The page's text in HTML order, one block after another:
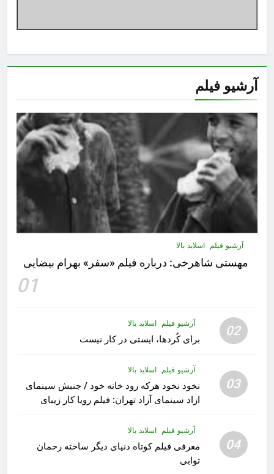
آرشیو فیلم
آرشیو فیلم اسلاید بالا
مهستى شاهرخى:‌ درباره فيلم «سفر» بهرام بیضایی
01
02 آرشیو فیلم اسلاید بالا
برای کُردها، ایستی در کار نیست
03
آرشیو فیلم اسلاید بالا
نخود نخود هرکه رود خانه خود / جنبش سینمای
ازاد سینمای آزاد تهران: فیلم رویا کار زیبای
04
آرشیو فیلم اسلاید بالا
معرفی فیلم کوتاه دنیای دیگر ساخته رحمان
توابی